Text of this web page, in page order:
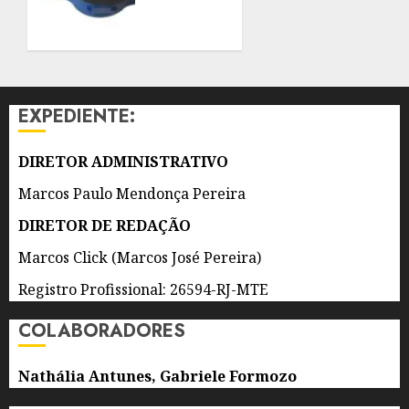
AGOSTO
AGOSTO
EXPEDIENTE:
DIRETOR ADMINISTRATIVO
Marcos Paulo Mendonça Pereira
DIRETOR DE REDAÇÃO
Marcos Click (Marcos José Pereira)
Registro Profissional: 26594-RJ-MTE
COLABORADORES
Nathália Antunes, Gabriele Formozo